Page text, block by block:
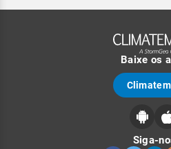
Baixe os
Siga-